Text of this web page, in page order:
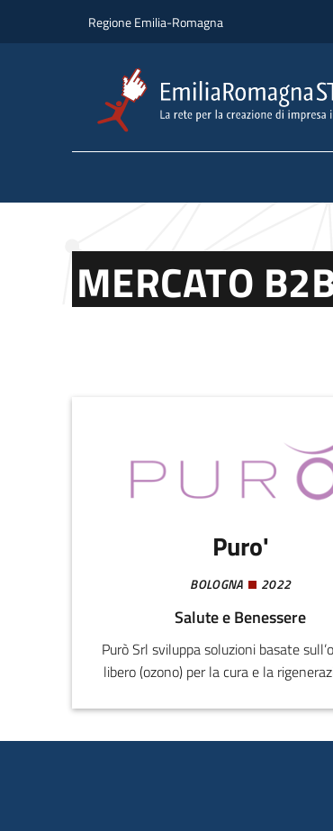
Regione Emilia-Romagna
MERCATO
Puro'
BOLOGNA 2022
Salute e Benessere
Purò Srl sviluppa soluzioni basate
libero (ozono) per la cura e la
testata presso l’Università di
Bo. Ha brevettato il “Metodo